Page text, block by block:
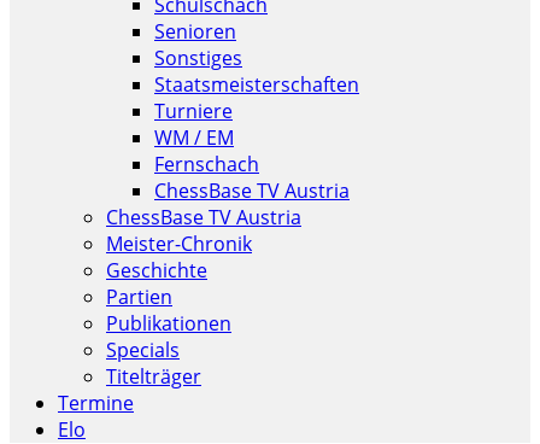
Senioren
Sonstiges
Staatsmeisterschaften
Turniere
WM / EM
Fernschach
ChessBase TV Austria
ChessBase TV Austria
Meister-Chronik
Geschichte
Partien
Publikationen
Specials
Titelträger
Termine
Elo